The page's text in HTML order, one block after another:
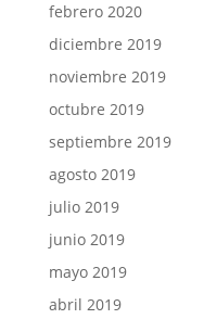
febrero 2020
diciembre 2019
noviembre 2019
octubre 2019
septiembre 2019
agosto 2019
julio 2019
junio 2019
mayo 2019
abril 2019